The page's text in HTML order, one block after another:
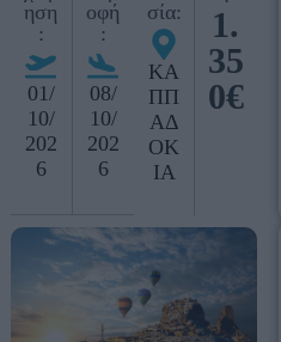
ηση
:
01/
10/
202
6
οφή
:
08/
10/
202
6
σία:
ΚΑ
ΠΠ
ΑΔ
ΟΚ
ΙΑ
1.
35
0€